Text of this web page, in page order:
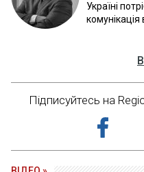
Україні
комунікація
Підписуйтесь на